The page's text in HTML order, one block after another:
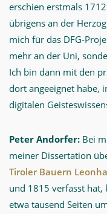
erschien erstmals
übrigens an der
mich für das DFG-
mehr an der Uni,
Ich bin dann mit den
dort angeeignet habe,
digitalen
Peter Andorfer: Bei
meiner Dissertation
Tiroler Bauern
und 1815 verfasst hat,
etwa tausend Seiten